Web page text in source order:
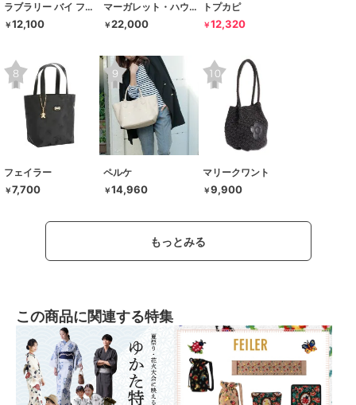
ラブラリー バイ フェイラー
￥12,100
マーガレット・ハウエル アイデア
￥22,000
トプカピ
￥12,320
フェイラー
￥7,700
ペルケ
￥14,960
マリークワント
￥9,900
もっとみる
この商品に関連する特集